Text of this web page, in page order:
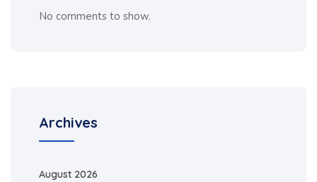
No comments to show.
Archives
August 2026